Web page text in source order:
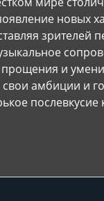
новых
зрителей
прощения и
амбиции и
послевкусие